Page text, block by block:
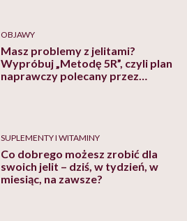
OBJAWY
Masz problemy z jelitami?
Wypróbuj „Metodę 5R”, czyli plan
naprawczy polecany przez
SUPLEMENTY I WITAMINY
Co dobrego możesz zrobić dla
swoich jelit – dziś, w tydzień, w
miesiąc, na zawsze?